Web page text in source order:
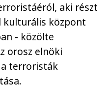
aki részt
kulturális központ
- közölte
orosz elnöki
terroristák